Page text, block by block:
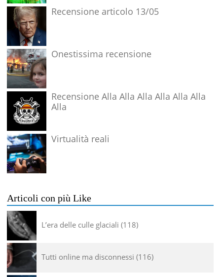
Recensione articolo 13/05
Onestissima recensione
Recensione Alla Alla Alla Alla Alla Alla
Alla
Virtualità reali
Articoli con più Like
L’era delle culle glaciali 118
Tutti online ma disconnessi 116